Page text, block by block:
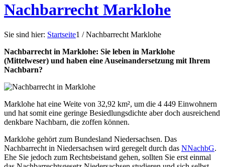
Nachbarrecht Marklohe
Sie sind hier: Startseite1 / Nachbarrecht Marklohe
Nachbarrecht in Marklohe: Sie leben in Marklohe
(Mittelweser) und haben eine Auseinandersetzung mit Ihrem
Nachbarn?
Marklohe hat eine Weite von 32,92 km², um die 4 449 Einwohnern
und hat somit eine geringe Besiedlungsdichte aber doch ausreichend
denkbare Nachbarn, die zoffen können.
Marklohe gehört zum Bundesland Niedersachsen. Das
Nachbarrecht in Niedersachsen wird geregelt durch das NNachbG.
Ehe Sie jedoch zum Rechtsbeistand gehen, sollten Sie erst einmal